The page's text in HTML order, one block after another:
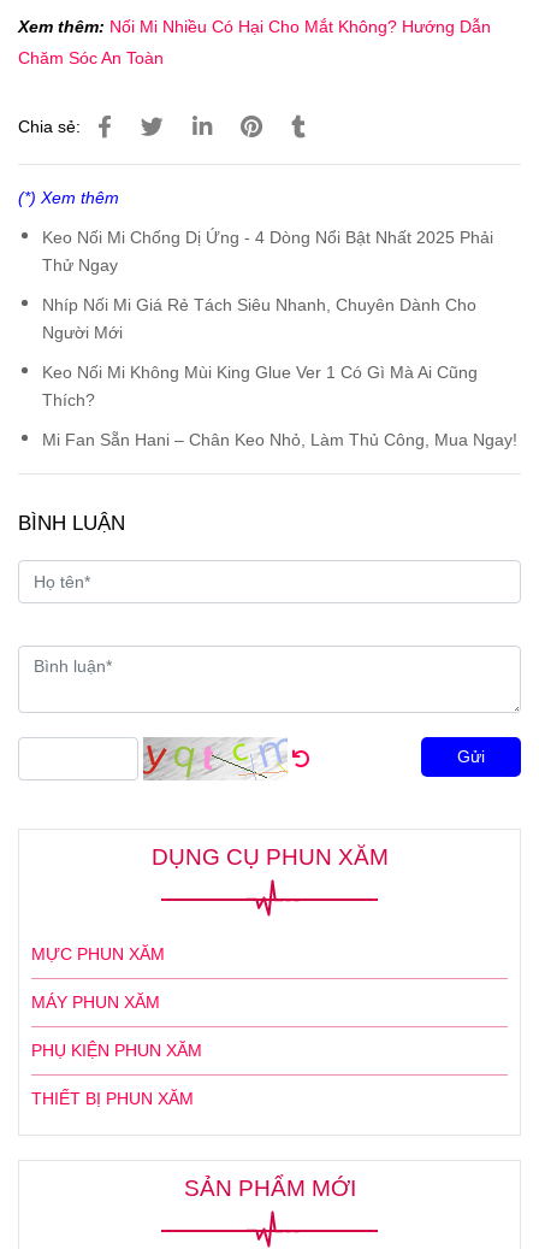
Xem thêm: Nối Mi Nhiều Có Hại Cho Mắt Không? Hướng Dẫn
Chăm Sóc An Toàn
Chia sẻ:
(*) Xem thêm
Keo Nối Mi Chống Dị Ứng - 4 Dòng Nổi Bật Nhất 2025 Phải
Thử Ngay
Nhíp Nối Mi Giá Rẻ Tách Siêu Nhanh, Chuyên Dành Cho
Người Mới
Keo Nối Mi Không Mùi King Glue Ver 1 Có Gì Mà Ai Cũng
Thích?
Mi Fan Sẵn Hani – Chân Keo Nhỏ, Làm Thủ Công, Mua Ngay!
BÌNH LUẬN
Gửi
DỤNG CỤ PHUN XĂM
MỰC PHUN XĂM
MÁY PHUN XĂM
PHỤ KIỆN PHUN XĂM
THIẾT BỊ PHUN XĂM
SẢN PHẨM MỚI